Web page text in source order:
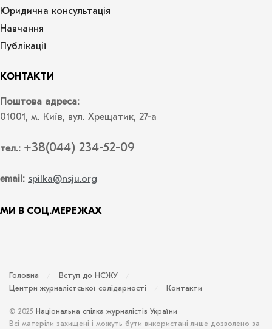
Юридична консультація
Навчання
Публікації
КОНТАКТИ
Поштова адреса:
01001, м. Київ, вул. Хрещатик, 27-а
тел.: +38(044) 234-52-09
email: spilka@nsju.org
МИ В СОЦ.МЕРЕЖАХ
Головна
Вступ до НСЖУ
Центри журналістської солідарності
Контакти
© 2025 Національна спілка журналістів України
Всі матеріли захищені і можуть бути використані лише дозволено за